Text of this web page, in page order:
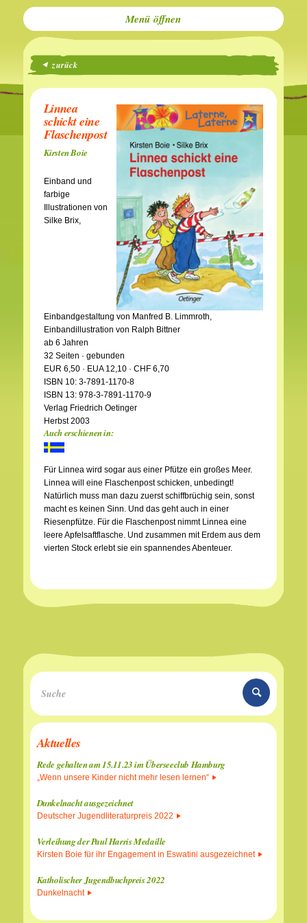
Menü
zurück
Linnea
schickt eine
Flaschenpost
Kirsten Boie
Einband und
farbige
Illustrationen von
Silke Brix,
Einbandgestaltung von Manfred B. Limmroth,
Einbandillustration von Ralph Bittner
ab 6 Jahren
32 Seiten · gebunden
EUR 6,50 · EUA 12,10 · CHF 6,70
ISBN 10: 3-7891-1170-8
ISBN 13: 978-3-7891-1170-9
Verlag Friedrich Oetinger
Herbst 2003
Auch erschienen in:
Für Linnea wird sogar aus einer Pfütze ein großes Meer.
Linnea will eine Flaschenpost schicken, unbedingt!
Natürlich muss man dazu zuerst schiffbrüchig sein, sonst
macht es keinen Sinn. Und das geht auch in einer
Riesenpfütze. Für die Flaschenpost nimmt Linnea eine
leere Apfelsaftflasche. Und zusammen mit Erdem aus dem
vierten Stock erlebt sie ein spannendes Abenteuer.
Aktuelles
Rede gehalten am 15.11.23 im Überseeclub Hamburg
„Wenn unsere Kinder nicht mehr lesen lernen“
Dunkelnacht ausgezeichnet
Deutscher Jugendliteraturpreis 2022
Verleihung der Paul Harris Medaille
Kirsten Boie für ihr Engagement in Eswatini ausgezeichnet
Katholischer Jugendbuchpreis 2022
Dunkelnacht